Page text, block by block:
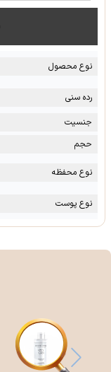
نوع محصول
رده سنی
جنسیت
حجم
نوع محفظه
نوع پوست